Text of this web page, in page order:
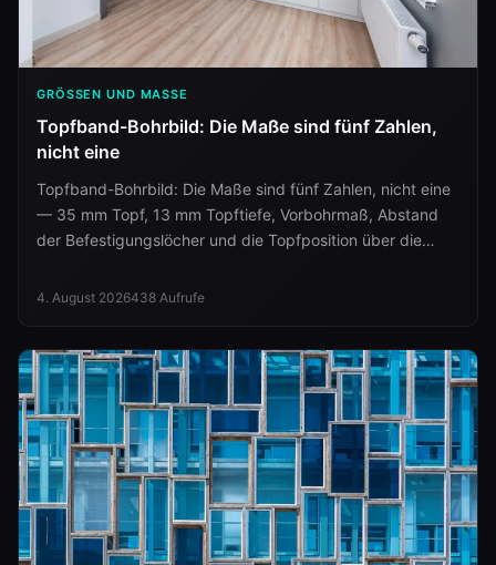
GRÖSSEN UND MASSE
Topfband-Bohrbild: Die Maße sind fünf Zahlen,
nicht eine
Topfband-Bohrbild: Die Maße sind fünf Zahlen, nicht eine
— 35 mm Topf, 13 mm Topftiefe, Vorbohrmaß, Abstand
der Befestigungslöcher und die Topfposition über die
4. August 2026438 Aufrufe